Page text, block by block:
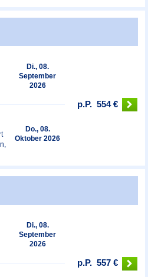
Di., 08.
September
2026
Do., 08.
Oktober 2026
p.P. 554 €
Di., 08.
September
2026
p.P. 557 €